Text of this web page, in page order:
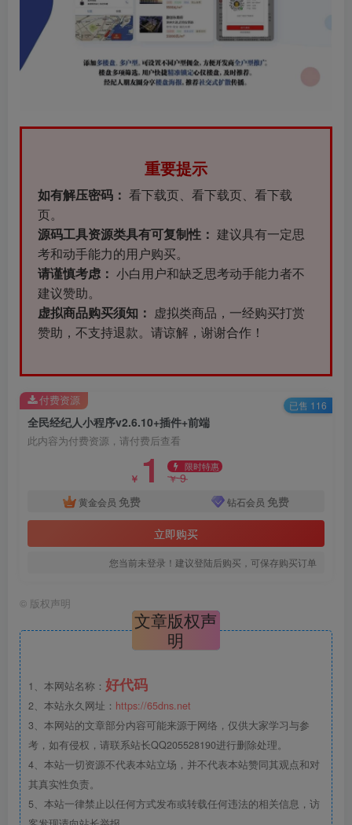
重要提示
如有解压密码： 看下载页、看下载页、看下载
页。
源码工具资源类具有可复制性：
建议具有一定思
考和动手能力的用户购买。
请谨慎考虑： 小白用户和缺乏思考动手能力者不
建议赞助。
虚拟商品购买须知：
虚拟类商品，一经购买打赏
赞助，不支持退款。请谅解，谢谢合作！
全民经纪人小程序v2.6.10+插件+前端
此内容为付费资源，请付费后查看
￥ 1 限时特惠
￥9
黄金会员 免费 钻石会员 免费
立即购买
您当前未登录！建议登陆后购买，可保存购买订单
付费资源 已售 116
© 版权声明
文章版权声
明
1、本网站名称： 好代码
2、本站永久网址： https://65dns.net
3、本网站的文章部分内容可能来源于网络，仅供大家学习与参
考，如有侵权，请联系站长QQ205528190进行删除处理。
4、本站一切资源不代表本站立场，并不代表本站赞同其观点和对
其真实性负责。
5、本站一律禁止以任何方式发布或转载任何违法的相关信息，访